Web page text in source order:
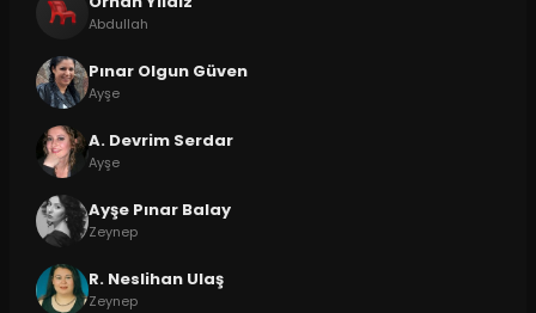
Abdullah
Pınar Olgun Güven
Ayşe
A. Devrim Serdar
Ayşe
Ayşe Pınar Balay
Zeynep
R. Neslihan Ulaş
Zeynep